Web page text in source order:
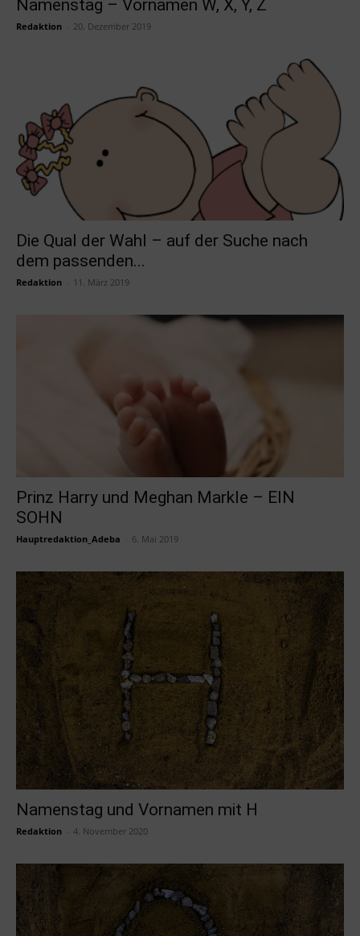
Namenstag – Vornamen W, X, Y, Z
Redaktion 20. Dezember 2019
Die Qual der Wahl – auf der Suche nach
dem passenden...
Redaktion 11. März 2019
Prinz Harry und Meghan Markle – EIN
SOHN
Hauptredaktion_Adeba 6. Mai 2019
Namenstag und Vornamen mit H
Redaktion 4. November 2020